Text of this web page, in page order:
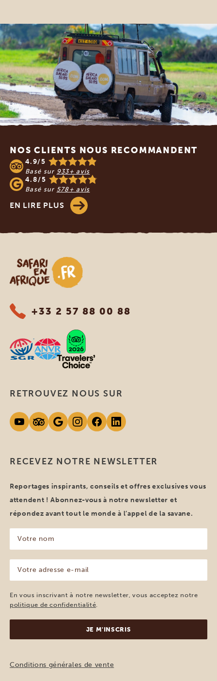
NOS CLIENTS NOUS RECOMMANDENT
4.9/5
Basé sur 933+ avis
4.8/5
Basé sur 578+ avis
EN LIRE PLUS
Safari en Afrique
+33 2 57 88 00 88
RECEVEZ NOTRE NEWSLETTER
Reportages inspirants, conseils et offres exclusives vous
attendent ! Abonnez-vous à notre newsletter et
répondez avant tout le monde à l’appel de la savane.
nom
(Nécessaire)
adresse
e-
mail
(Nécessaire)
En vous inscrivant à notre newsletter, vous acceptez notre
politique de confidentialité.
RETROUVEZ NOUS SUR
Conditions générales de vente